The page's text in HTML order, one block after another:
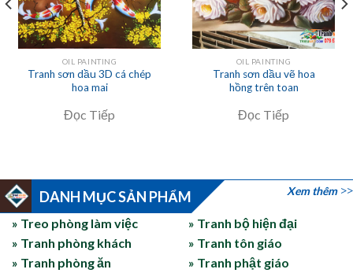
OIL PAINTING
Tranh sơn dầu 3D cá chép
hoa mai
Đọc Tiếp
OIL PAINTING
Tranh sơn dầu vẽ hoa
hồng trên toan
Đọc Tiếp
DANH MỤC SẢN PHẨM Xem thêm
» Treo phòng làm việc
» Tranh phòng khách
» Tranh phòng ăn
» Tranh bộ hiện đại
» Tranh tôn giáo
» Tranh phật giáo